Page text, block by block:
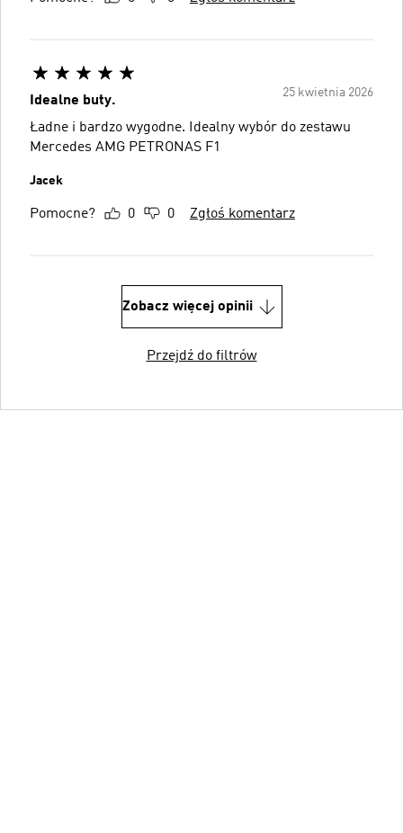
25 kwietnia 2026
Idealne buty.
Ładne i bardzo wygodne. Idealny wybór do zestawu
Mercedes AMG PETRONAS F1
Jacek
Pomocne? 0 0 Zgłoś komentarz
Zobacz więcej opinii
Przejdź do filtrów